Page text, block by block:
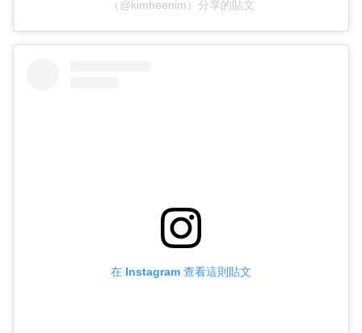
（@kimheenim）分享的貼文
在 Instagram 查看這則貼文